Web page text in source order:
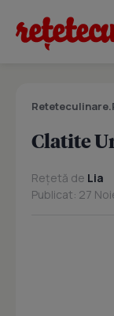
Clatite
Rețetă de Lia
Publicat: 27